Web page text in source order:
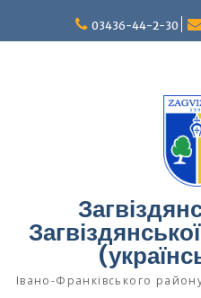
вмісту
03436-44-2-30
Івано-Франківського